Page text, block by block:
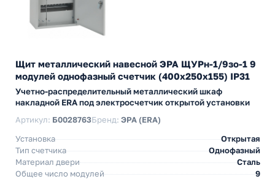
Щит металлический навесной ЭРА ЩУРн-1/9зо-1 9
модулей однофазный счетчик (400х250х155) IP31
Учетно-распределительный металлический шкаф
накладной ERA под электросчетчик открытой установки
Артикул: Б0028763Бренд: ЭРА (ERA)
Установка
Открытая
Тип счетчика
Однофазный
Материал двери
Сталь
Общее число модулей
9